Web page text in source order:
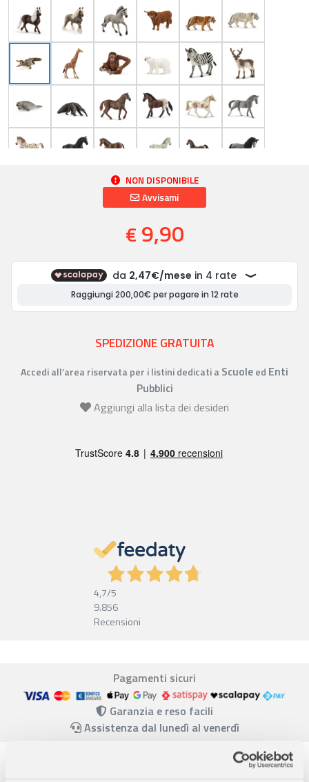
NON DISPONIBILE
Avvisami
€ 9,90
SPEDIZIONE GRATUITA
Accedi all’area riservata per i listini dedicati a Scuoleed Enti
Pubblici
Aggiungi alla lista dei desideri
4,7/5
9.856
Recensioni
Pagamenti sicuri
Garanzia e reso facili
Assistenza dal lunedì al venerdì